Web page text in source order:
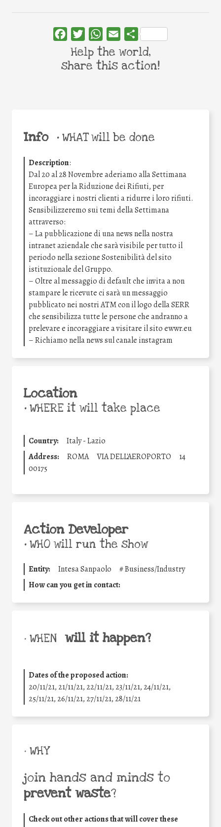
Info •WHAT will be done
Description:
Dal 20 al 28 Novembre aderiamo alla Settimana
Europea per la Riduzione dei Rifiuti, per
incoraggiare i nostri clienti a ridurre i loro rifiuti.
Sensibilizzeremo sui temi della Settimana
attraverso:
– La pubblicazione di una news nella nostra
intranet aziendale che sarà visibile per tutto il
periodo nella sezione Sostenibilità del sito
istituzionale del Gruppo.
– Oltre al messaggio di default che invita a non
stampare le ricevute ci sarà un messaggio
pubblicato nei nostri ATM con il logo della SERR
che sensibilizza tutte le persone che andranno a
prelevare e incoraggiare a visitare il sito ewwr.eu
– Richiamo nella news sul canale instagram
Location
•WHERE it will take place
Country:
Italy - Lazio
Address:
ROMA VIA DELL'AEROPORTO
14
00175
Action Developer
•WHO will run the show
Entity: Intesa Sanpaolo #Business/Industry
How can you get in contact:
• WHEN will it happen?
Dates of the proposed action:
20/11/21, 21/11/21, 22/11/21, 23/11/21, 24/11/21,
25/11/21, 26/11/21, 27/11/21, 28/11/21
• WHY
join hands and minds to
prevent waste?
Check out other actions that will cover these
FacebookTwitterWhatsApp
Email Share
Help the world,
share this action!